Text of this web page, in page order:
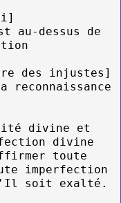
au-dessus de
des injustes]
reconnaissance
divine et
divine
toute
imperfection
soit exalté.